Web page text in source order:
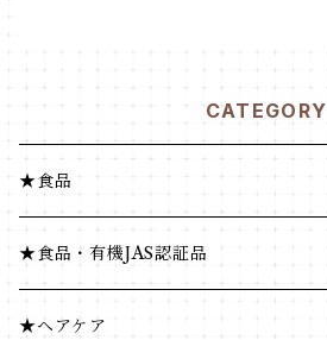
CATEGORY
★食品
健康食品
米・小麦・シリアル
★食品・有機JAS認証品
健康食品
★ヘアケア